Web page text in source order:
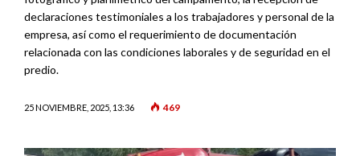
declaraciones testimoniales a los trabajadores y personal de la
empresa, así como el requerimiento de documentación
relacionada con las condiciones laborales y de seguridad en el
predio.
25 NOVIEMBRE, 2025, 13:36 469